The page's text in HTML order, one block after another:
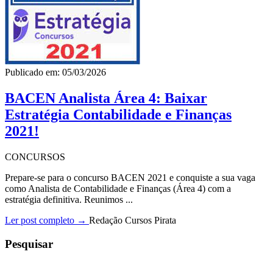
Publicado em: 05/03/2026
BACEN Analista Área 4: Baixar
Estratégia Contabilidade e Finanças
2021!
CONCURSOS
Prepare-se para o concurso BACEN 2021 e conquiste a sua vaga
como Analista de Contabilidade e Finanças (Área 4) com a
estratégia definitiva. Reunimos ...
Ler post completo → Redação Cursos Pirata
Pesquisar